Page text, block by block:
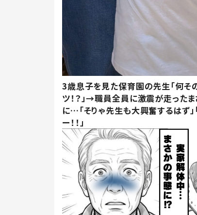
3歳息子を見た保育園の先生「何そ
ツ！？」→職員全員に激震が走った
に…「そりゃ先生も大興奮するはず」
ー！！」